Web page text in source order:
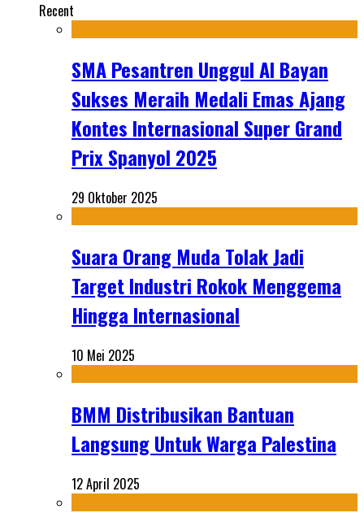
Recent
SMA Pesantren Unggul Al Bayan
Sukses Meraih Medali Emas Ajang
Kontes Internasional Super Grand
Prix Spanyol 2025
29 Oktober 2025
Suara Orang Muda Tolak Jadi
Target Industri Rokok Menggema
Hingga Internasional
10 Mei 2025
BMM Distribusikan Bantuan
Langsung Untuk Warga Palestina
12 April 2025